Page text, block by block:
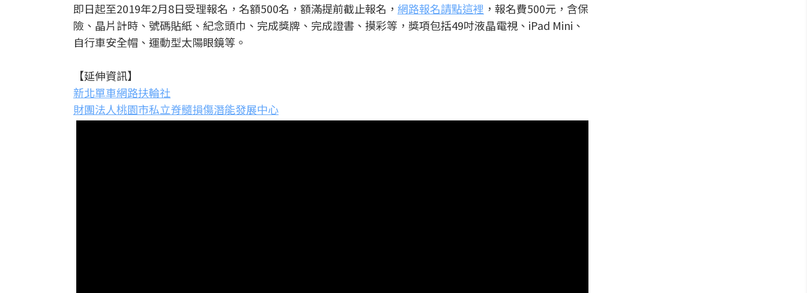
即日起至2019年2月8日受理報名，名額500名，額滿提前截止報名， 網路報名請點這裡 ，報名費500元，含保
險、晶片計時、號碼貼紙、紀念頭巾、完成獎牌、完成證書、摸彩等，獎項包括49吋液晶電視、iPad Mini、
自行車安全帽、運動型太陽眼鏡等。
【延伸資訊】
新北單車網路扶輪社
財團法人桃園市私立脊髓損傷潛能發展中心